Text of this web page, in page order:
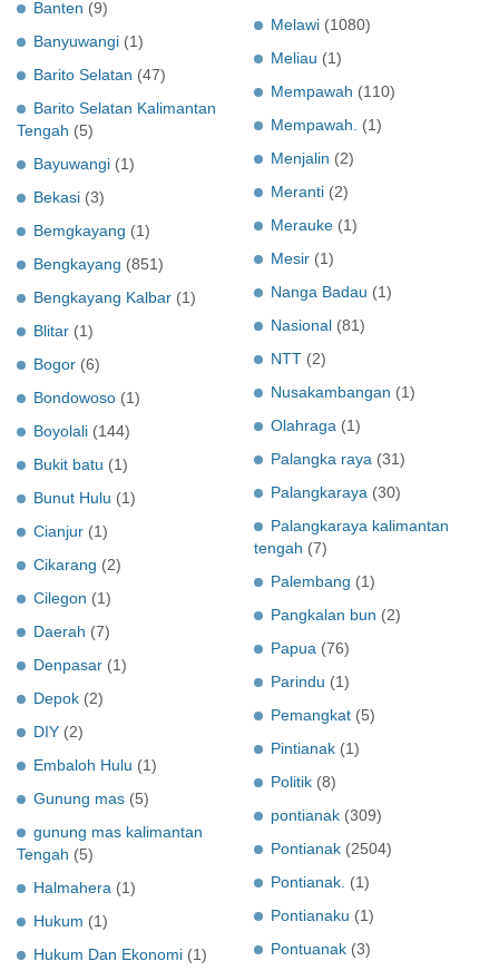
Banten (9)
Banyuwangi (1)
Barito Selatan (47)
Barito Selatan Kalimantan
Tengah (5)
Bayuwangi (1)
Bekasi (3)
Bemgkayang (1)
Bengkayang (851)
Bengkayang Kalbar (1)
Blitar (1)
Bogor (6)
Bondowoso (1)
Boyolali (144)
Bukit batu (1)
Bunut Hulu (1)
Cianjur (1)
Cikarang (2)
Cilegon (1)
Daerah (7)
Denpasar (1)
Depok (2)
DIY (2)
Embaloh Hulu (1)
Gunung mas (5)
gunung mas kalimantan
Tengah (5)
Halmahera (1)
Hukum (1)
Hukum Dan Ekonomi (1)
Melawi (1080)
Meliau (1)
Mempawah (110)
Mempawah.
(1)
Menjalin (2)
Meranti (2)
Merauke (1)
Mesir (1)
Nanga Badau (1)
Nasional (81)
NTT (2)
Nusakambangan (1)
Olahraga (1)
Palangka raya (31)
Palangkaraya (30)
Palangkaraya kalimantan
tengah (7)
Palembang (1)
Pangkalan bun (2)
Papua (76)
Parindu (1)
Pemangkat (5)
Pintianak (1)
Politik (8)
pontianak (309)
Pontianak (2504)
Pontianak. (1)
Pontianaku (1)
Pontuanak (3)